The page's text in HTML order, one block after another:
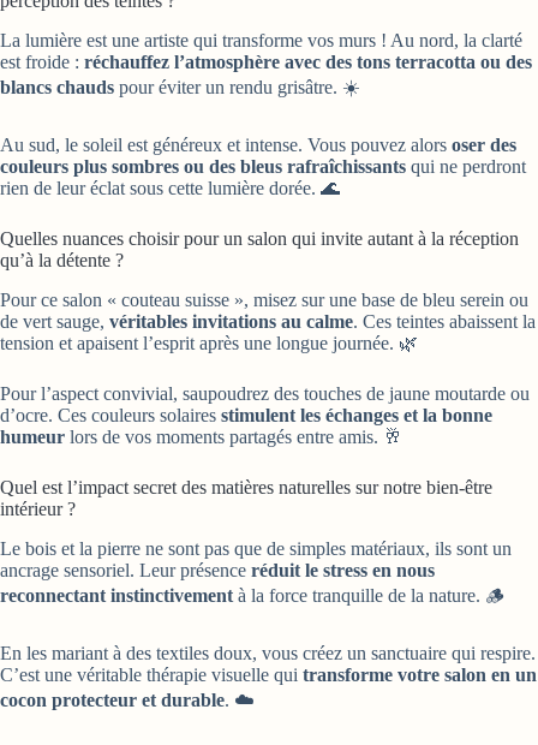
La lumière est une artiste qui transforme vos murs ! Au nord, la clarté
est froide : réchauffez l’atmosphère avec des tons terracotta ou des
blancs chauds pour éviter un rendu grisâtre. ☀️
Au sud, le soleil est généreux et intense. Vous pouvez alors oser des
couleurs plus sombres ou des bleus rafraîchissants qui ne perdront
rien de leur éclat sous cette lumière dorée. 🌊
Quelles nuances choisir pour un salon qui invite autant à la réception
qu’à la détente ?
Pour ce salon « couteau suisse », misez sur une base de bleu serein ou
de vert sauge, véritables invitations au calme. Ces teintes abaissent la
tension et apaisent l’esprit après une longue journée. 🌿
Pour l’aspect convivial, saupoudrez des touches de jaune moutarde ou
d’ocre. Ces couleurs solaires stimulent les échanges et la bonne
humeur lors de vos moments partagés entre amis. 🥂
Quel est l’impact secret des matières naturelles sur notre bien-être
intérieur ?
Le bois et la pierre ne sont pas que de simples matériaux, ils sont un
ancrage sensoriel. Leur présence réduit le stress en nous
reconnectant instinctivement à la force tranquille de la nature. 🪵
En les mariant à des textiles doux, vous créez un sanctuaire qui respire.
C’est une véritable thérapie visuelle qui transforme votre salon en un
cocon protecteur et durable. ☁️